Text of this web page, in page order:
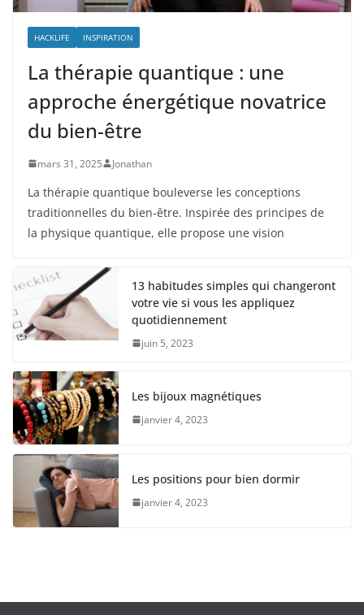
HACKLIFE INSPIRATION
La thérapie quantique : une
approche énergétique novatrice
du bien-être
mars 31, 2025 Jonathan
La thérapie quantique bouleverse les conceptions
traditionnelles du bien-être. Inspirée des principes de
la physique quantique, elle propose une vision
13 habitudes simples qui changeront
votre vie si vous les appliquez
quotidiennement
juin 5, 2023
Les bijoux magnétiques
janvier 4, 2023
Les positions pour bien dormir
janvier 4, 2023